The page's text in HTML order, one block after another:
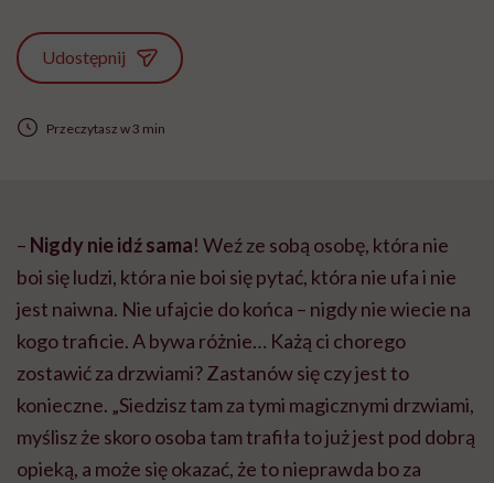
Udostępnij
Przeczytasz w 3 min
– Nigdy nie idź sama! Weź ze sobą osobę, która nie
boi się ludzi, która nie boi się pytać, która nie ufa i nie
jest naiwna. Nie ufajcie do końca – nigdy nie wiecie na
kogo traficie. A bywa różnie… Każą ci chorego
zostawić za drzwiami? Zastanów się czy jest to
konieczne. „Siedzisz tam za tymi magicznymi drzwiami,
myślisz że skoro osoba tam trafiła to już jest pod dobrą
opieką, a może się okazać, że to nieprawda bo za